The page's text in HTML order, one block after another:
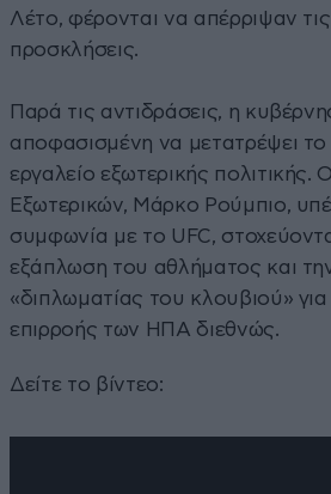
Λέτο, φέρονται να απέρριψαν
προσκλήσεις.
Παρά τις αντιδράσεις, η
αποφασισμένη να μετατρέψει
εργαλείο εξωτερικής πολιτικής.
Εξωτερικών, Μάρκο Ρούμπιο,
συμφωνία με το UFC,
εξάπλωση του αθλήματος και
«διπλωματίας του κλουβιού»
επιρροής των ΗΠΑ διεθνώς.
Δείτε το βίντεο: